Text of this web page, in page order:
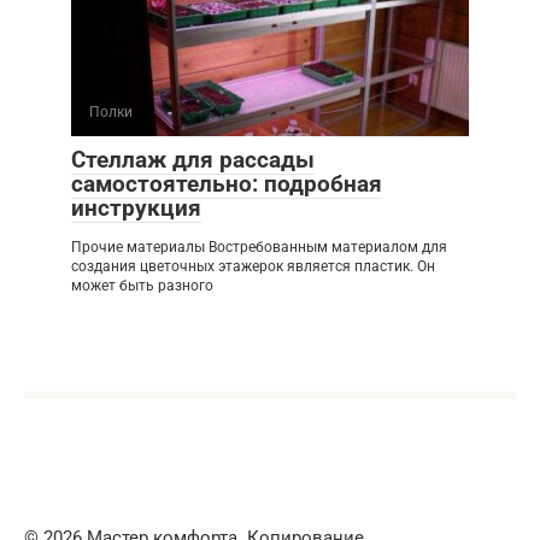
Полки
Стеллаж для рассады
самостоятельно: подробная
инструкция
Прочие материалы Востребованным материалом для
создания цветочных этажерок является пластик. Он
может быть разного